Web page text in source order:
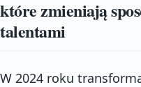
które zmieniają
talentami
W 2024 roku